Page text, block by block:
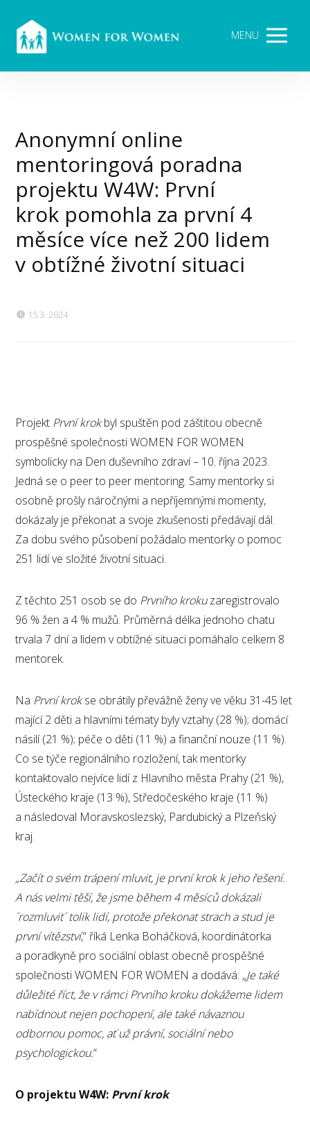
MENU
Anonymní online
mentoringová poradna
projektu W4W: První
krok pomohla za první 4
měsíce více než 200 lidem
v obtížné životní situaci
15.3. 2024
Projekt První krokbyl spuštěn pod záštitou obecně
prospěšné společnosti WOMEN FOR WOMEN
symbolicky na Den duševního zdraví – 10. října 2023.
Jedná se o peer to peer mentoring. Samy mentorky si
osobně prošly náročnými a nepříjemnými momenty,
dokázaly je překonat a svoje zkušenosti předávají dál.
Za dobu svého působení požádalo mentorky o pomoc
251 lidí ve složité životní situaci.
Z těchto 251 osob se do Prvního krokuzaregistrovalo
96 % žen a 4 % mužů. Průměrná délka jednoho chatu
trvala 7 dní a lidem v obtížné situaci pomáhalo celkem 8
mentorek.
Na První krokse obrátily převážně ženy ve věku 31-45 let
mající 2 děti a hlavními tématy byly vztahy (28 %); domácí
násilí (21 %); péče o děti (11 %) a finanční nouze (11 %).
Co se týče regionálního rozložení, tak mentorky
kontaktovalo nejvíce lidí z Hlavního města Prahy (21 %),
Ústeckého kraje (13 %), Středočeského kraje (11 %)
a následoval Moravskoslezský, Pardubický a Plzeňský
kraj.
„Začít o svém trápení mluvit, je první krok k jeho řešení.
A nás velmi těší, že jsme během 4 měsíců dokázali
´rozmluvit´ tolik lidí, protože překonat strach a stud je
první vítězství,“ říká Lenka Boháčková, koordinátorka
a poradkyně pro sociální oblast obecně prospěšné
společnosti WOMEN FOR WOMEN a dodává: „Je také
důležité říct, že v rámci Prvního kroku dokážeme lidem
nabídnout nejen pochopení, ale také návaznou
odbornou pomoc, ať už právní, sociální nebo
psychologickou.“
O projektu W4W: První krok